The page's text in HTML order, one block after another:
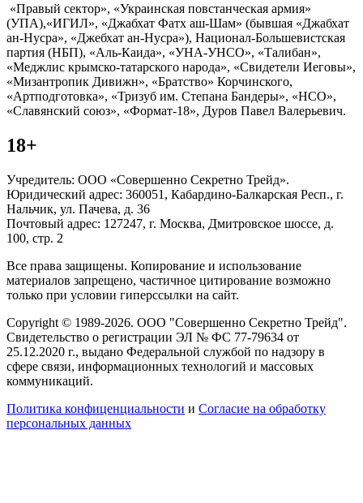
«Правый сектор», «Украинская повстанческая армия»
(УПА),«ИГИЛ», «Джабхат Фатх аш-Шам» (бывшая «Джабхат
ан-Нусра», «Джебхат ан-Нусра»), Национал-Большевистская
партия (НБП), «Аль-Каида», «УНА-УНСО», «Талибан»,
«Меджлис крымско-татарского народа», «Свидетели Иеговы»,
«Мизантропик Дивижн», «Братство» Корчинского,
«Артподготовка», «Тризуб им. Степана Бандеры», «НСО»,
«Славянский союз», «Формат-18», Дуров Павел Валерьевич.
18+
Учредитель: ООО «Совершенно Секретно Трейд».
Юридический адрес: 360051, Кабардино-Балкарская Респ., г.
Нальчик, ул. Пачева, д. 36
Почтовый адрес: 127247, г. Москва, Дмитровское шоссе, д.
100, стр. 2
Все права защищены. Копирование и использование
материалов запрещено, частичное цитирование возможно
только при условии гиперссылки на сайт.
Copyright © 1989-2026. ООО "Совершенно Секретно Трейд".
Свидетельство о регистрации ЭЛ № ФС 77-79634 от
25.12.2020 г., выдано Федеральной службой по надзору в
сфере связи, информационных технологий и массовых
коммуникаций.
Политика конфиценциальности и Согласие на обработку
персональных данных